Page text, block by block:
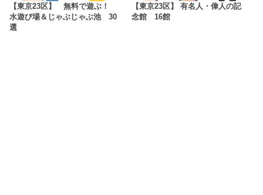
【東京23区】 無料で遊ぶ！
水遊び場＆じゃぶじゃぶ池 30
選
【東京23区】 有名人・偉人の記
念館 16館